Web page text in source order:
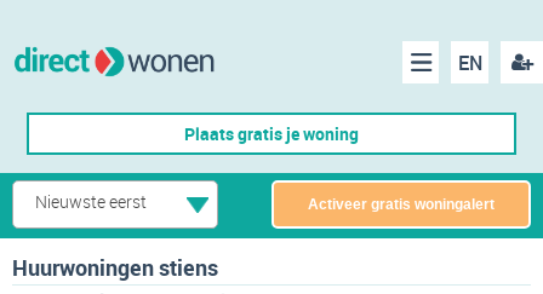
EN
Menu
Plaats gratis je woning
Nieuwste eerst Activeer gratis woningalert
Huurwoningen stiens